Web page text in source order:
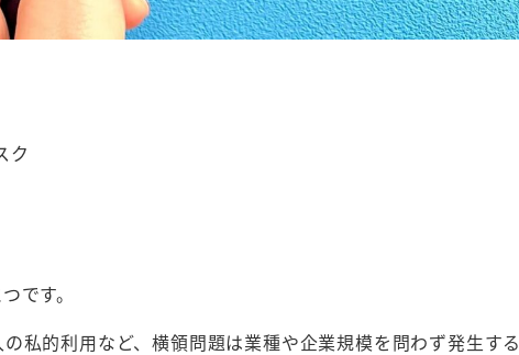
ク
です。
私的利用など、横領問題は業種や企業規模を問わず発生する